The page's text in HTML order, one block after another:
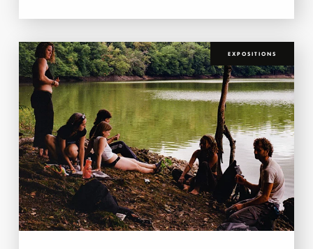
EXPOSITIONS